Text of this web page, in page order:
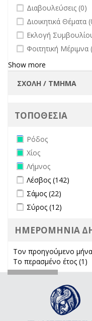
undefined
Διαβουλεύσεις (0)
undefined
Διοικητικά Θέματα
undefined
Εκλογή
undefined
Φοιτητική Μέριμνα
Show more
ΤΟΠΟΘΕΣΙΑ
Remove Ρόδος filter
Ρόδος
Remove Χίος filter
Χίος
Remove Λήμνος filter
Λήμνος
Apply Λέσβος filter
Λέσβος (142)
Apply Σάμος filter
Σάμος (22)
Apply Σύρος filter
Σύρος (12)
ΗΜΕΡΟΜΗΝΙΑ
Τον προηγούμενο
Το περασμένο έτος (1)